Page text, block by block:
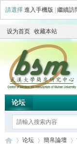
請選擇 進入手機版 繼續訪
设为首页 收藏本站
论坛
论坛 簡帛論壇